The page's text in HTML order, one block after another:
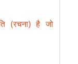
(रचना) है जो